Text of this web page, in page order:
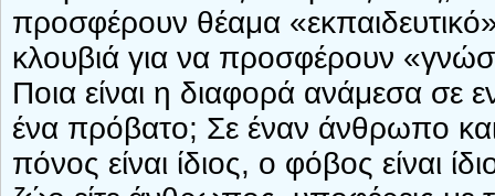
προσφέρουν θέαμα
κλουβιά για να προσφέρουν
Ποια είναι η διαφορά ανάμεσα σε
ένα πρόβατο; Σε έναν άνθρωπο και
πόνος είναι ίδιος, ο φόβος είναι